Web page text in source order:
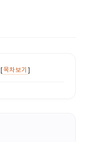
[목차 보기 ]